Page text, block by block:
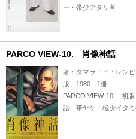
ー・帯少アタリ有
PARCO VIEW-10. 肖像神話
著：タマラ・ド・レン
版、1980、1冊
PARCO VIEW-10. 初
語 帯ヤケ・極少イタ